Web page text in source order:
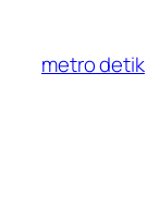
content
metro detik